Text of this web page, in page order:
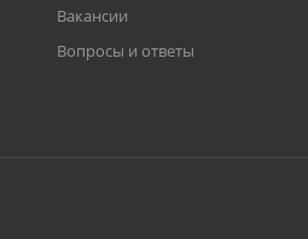
Вакансии
Вопросы и ответы